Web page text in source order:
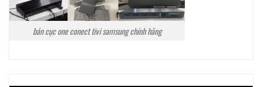
bán cục one conect tivi samsung chính hãng